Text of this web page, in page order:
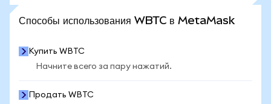
Способы использования WBTC в MetaMask
Купить WBTC
Начните всего за пару нажатий.
Продать WBTC